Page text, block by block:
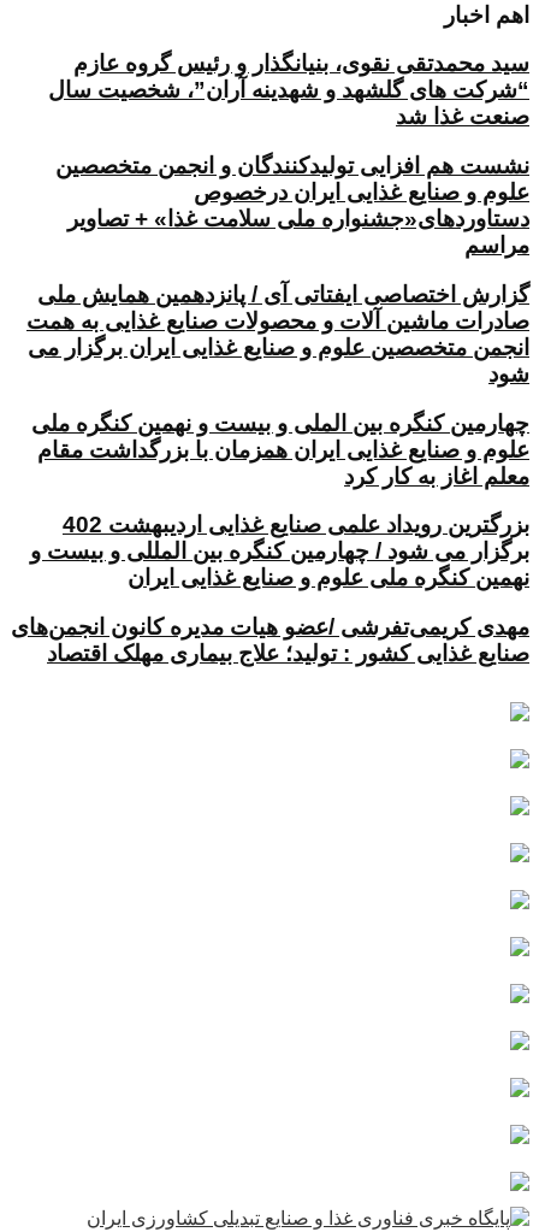
اهم اخبار
سید محمدتقی نقوی، بنیانگذار و رئیس گروه عازم
“شرکت های گلشهد و شهدینه آران”، شخصیت سال
صنعت غذا شد
نشست هم افزایی تولیدکنندگان و انجمن متخصصین
علوم و صنایع غذایی ایران درخصوص
دستاوردهای«جشنواره ملی سلامت غذا» + تصاویر
مراسم
گزارش اختصاصی ایفتاتی آی / پانزدهمین همایش ملی
صادرات ماشین آلات و محصولات صنایع غذایی به همت
انجمن متخصصین علوم و صنایع غذایی ایران برگزار می
شود
چهارمین کنگره بین الملی و بیست و نهمین کنگره ملی
علوم و صنایع غذایی ایران همزمان با بزرگداشت مقام
معلم اغاز به کار کرد
بزرگترین رویداد علمی صنایع غذایی اردیبهشت 402
برگزار می شود / چهارمین کنگره بین المللی و بیست و
نهمین کنگره ملی علوم و صنایع غذایی ایران
مهدی کریمی‌تفرشی /عضو هیات مدیره کانون انجمن‌های
صنایع غذایی کشور : تولید؛ علاج بیماری مهلک اقتصاد